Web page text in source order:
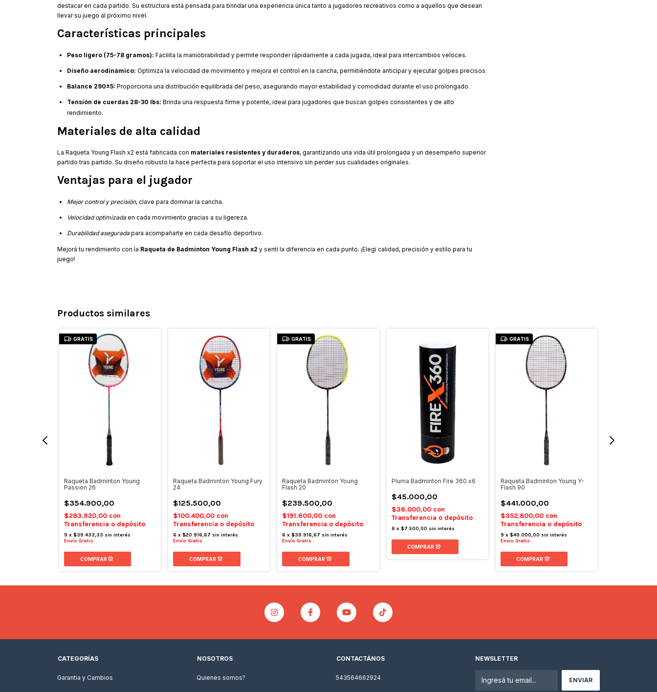
destacar en cada partido. Su estructura está pensada para brindar una experiencia única tanto a jugadores recreativos como a aquellos que desean
llevar su juego al próximo nivel.
Características principales
Peso ligero (75-78 gramos): Facilita la maniobrabilidad y permite responder rápidamente a cada jugada, ideal para intercambios veloces.
Diseño aerodinámico: Optimiza la velocidad de movimiento y mejora el control en la cancha, permitiéndote anticipar y ejecutar golpes precisos.
Balance 290±5: Proporciona una distribución equilibrada del peso, asegurando mayor estabilidad y comodidad durante el uso prolongado.
Tensión de cuerdas 28-30 lbs: Brinda una respuesta firme y potente, ideal para jugadores que buscan golpes consistentes y de alto
rendimiento.
Materiales de alta calidad
La Raqueta Young Flash x2 está fabricada con materiales resistentes y duraderos, garantizando una vida útil prolongada y un desempeño superior
partido tras partido. Su diseño robusto la hace perfecta para soportar el uso intensivo sin perder sus cualidades originales.
Ventajas para el jugador
Mejor control y precisión, clave para dominar la cancha.
Velocidad optimizada en cada movimiento gracias a su ligereza.
Durabilidad asegurada para acompañarte en cada desafío deportivo.
Mejorá tu rendimiento con la Raqueta de Badminton Young Flash x2 y sentí la diferencia en cada punto. ¡Elegí calidad, precisión y estilo para tu
juego!
Productos similares
GRATIS
Raqueta Badminton Young
Passion 26
$354.900,00
$283.920,00 con
Transferencia o depósito
9 x $39.433,33 sin interés
Envío Gratis
Raqueta Badminton Young Fury
24
$125.500,00
$100.400,00 con
Transferencia o depósito
6 x$20.916,67 sin interés
Envío Gratis
GRATIS
Raqueta Badminton Young
Flash 20
$239.500,00
$191.600,00 con
Transferencia o depósito
6 x$39.916,67 sin interés
Envío Gratis
Pluma Badminton Fire 360 x6
$45.000,00
$36.000,00 con
Transferencia o depósito
6 x $7.500,00 sin interés
GRATIS
Raqueta Badminton Young Y-
Flash 90
$441.000,00
$352.800,00 con
Transferencia o depósito
9 x $49.000,00 sin interés
Envío Gratis
CATEGORÍAS
Garantia y Cambios
NOSOTROS
Quienes somos?
CONTACTÁNOS
543564662924
NEWSLETTER